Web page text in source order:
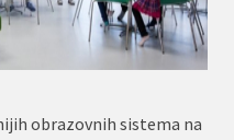
obrazovnih sistema na